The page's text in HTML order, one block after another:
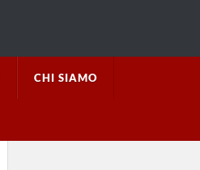
CHI SIAMO